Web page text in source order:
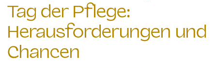
Tag der Pflege:
Herausforderungen und
Chancen